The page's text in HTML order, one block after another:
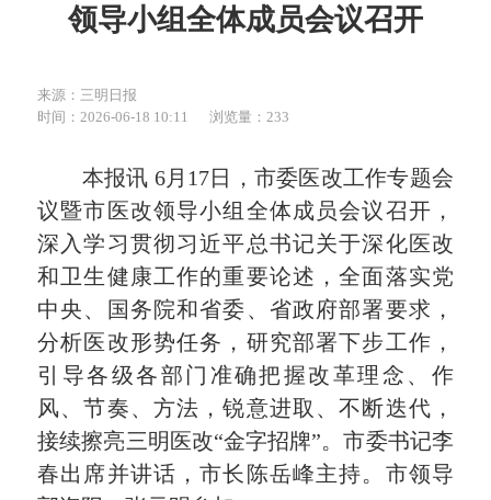
领导小组全体成员会议召开
来源：三明日报
时间：2026-06-18 10:11
浏览量：233
本报讯 6月17日，市委医改工作专题会
议暨市医改领导小组全体成员会议召开，
深入学习贯彻习近平总书记关于深化医改
和卫生健康工作的重要论述，全面落实党
中央、国务院和省委、省政府部署要求，
分析医改形势任务，研究部署下步工作，
引导各级各部门准确把握改革理念、作
风、节奏、方法，锐意进取、不断迭代，
接续擦亮三明医改“金字招牌”。市委书记李
春出席并讲话，市长陈岳峰主持。市领导